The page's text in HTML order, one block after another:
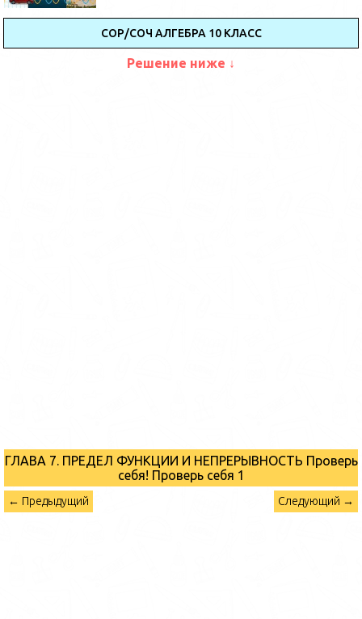
СОР/СОЧ АЛГЕБРА 10 КЛАСС
Решение ниже ↓
ГЛАВА 7. ПРЕДЕЛ ФУНКЦИИ И НЕПРЕРЫВНОСТЬ Проверь
себя! Проверь себя 1
← Предыдущий Следующий →